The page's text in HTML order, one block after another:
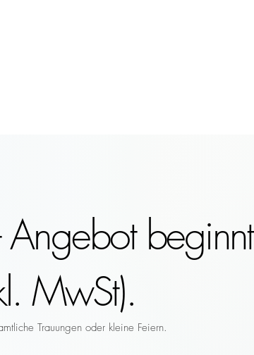
beginnt
MwSt).
Trauungen oder kleine Feiern.